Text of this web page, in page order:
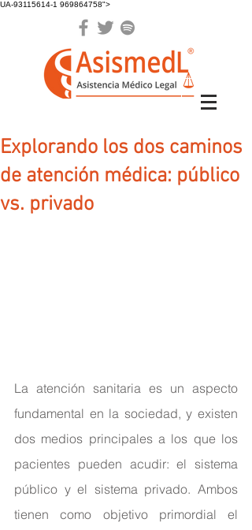
UA-93115614-1 969864758">
Explorando los dos caminos
de atención médica: público
vs. privado
La atención sanitaria es un aspecto
fundamental en la sociedad, y existen
dos medios principales a los que los
pacientes pueden acudir: el sistema
público y el sistema privado. Ambos
tienen como objetivo primordial el